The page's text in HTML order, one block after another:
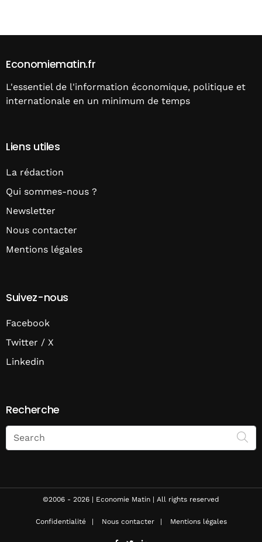
Economiematin.fr
L'essentiel de l'information économique, politique et
internationale en un minimum de temps
Liens utiles
La rédaction
Qui sommes-nous ?
Newsletter
Nous contacter
Mentions légales
Suivez-nous
Facebook
Twitter / X
Linkedin
Recherche
Search
on
Economie
©2006 - 2026 | Economie Matin | All rights reserved
Confidentialité Nous contacter Mentions légales